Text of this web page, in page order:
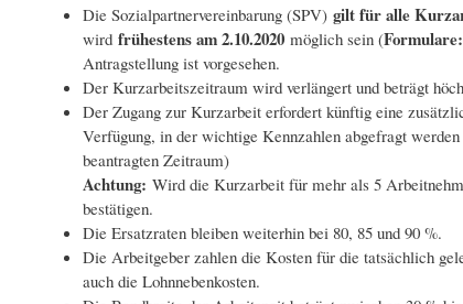
Die Sozialpartnervereinbarung (SPV) gilt für alle
wird frühestens am 2.10.2020möglich sein (Formulare:
Antragstellung ist vorgesehen.
Der Kurzarbeitszeitraum wird verlängert und beträgt
Der Zugang zur Kurzarbeit erfordert künftig eine
Verfügung, in der wichtige Kennzahlen abgefragt
beantragten Zeitraum)
Achtung: Wird die Kurzarbeit für mehr als 5
bestätigen.
Die Ersatzraten bleiben weiterhin bei 80, 85 und 90 %.
Die Arbeitgeber zahlen die Kosten für die tatsächlich
auch die Lohnnebenkosten.